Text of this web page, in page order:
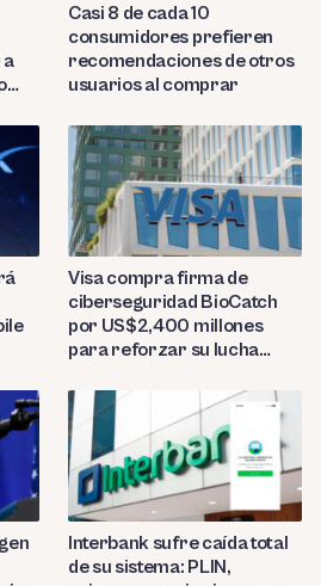
a
Casi 8 de cada 10
consumidores prefieren
recomendaciones de otros
usuarios al comprar
Visa compra firma de
ciberseguridad BioCatch
por US$2,400 millones
para reforzar su lucha
Interbank sufre caída total
de su sistema: PLIN,